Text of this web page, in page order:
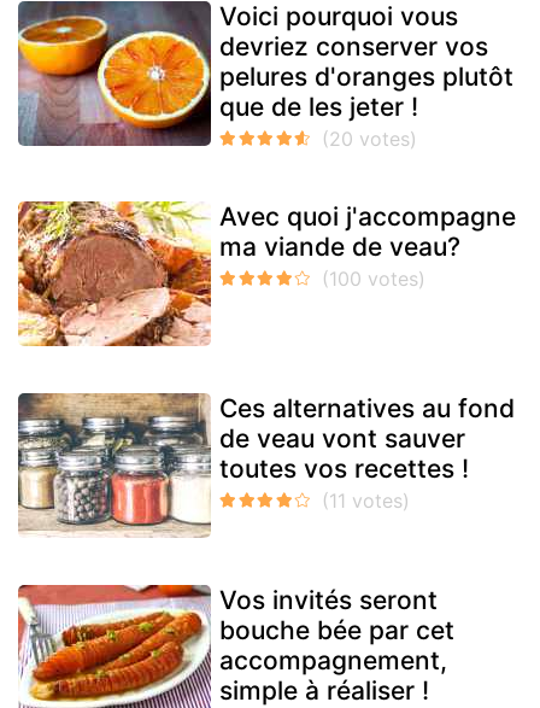
Voici pourquoi vous
devriez conserver vos
pelures d'oranges plutôt
que de les jeter !
Avec quoi j'accompagne
ma viande de veau?
Ces alternatives au fond
de veau vont sauver
toutes vos recettes !
Vos invités seront
bouche bée par cet
accompagnement,
simple à réaliser !